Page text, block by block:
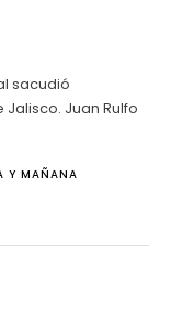
sacudió
Juan Rulfo
Y MAÑANA